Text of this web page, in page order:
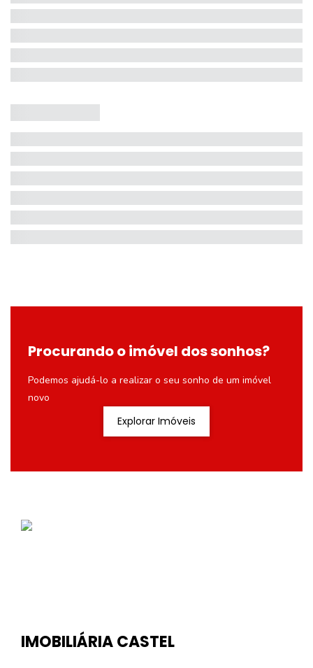
Procurando o imóvel dos sonhos?
Podemos ajudá-lo a realizar o seu sonho de um imóvel
novo
Explorar Imóveis
IMOBILIÁRIA CASTEL